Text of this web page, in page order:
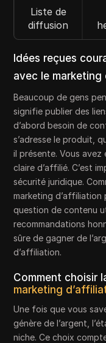
Liste de
diffusion
Idées reçues
avec le marketing
Beaucoup de gens
signifie publier des
d’abord besoin de
s’adresse le produit,
il présente. Vous avez
claire d’affilié. C’est
sécurité juridique.
marketing d’affiliation
question de contenu
recommandations
sûre de gagner de
d’affiliation.
Comment choisir
marketing
Une fois que vous
génère de l’argent,
niche. Ce choix